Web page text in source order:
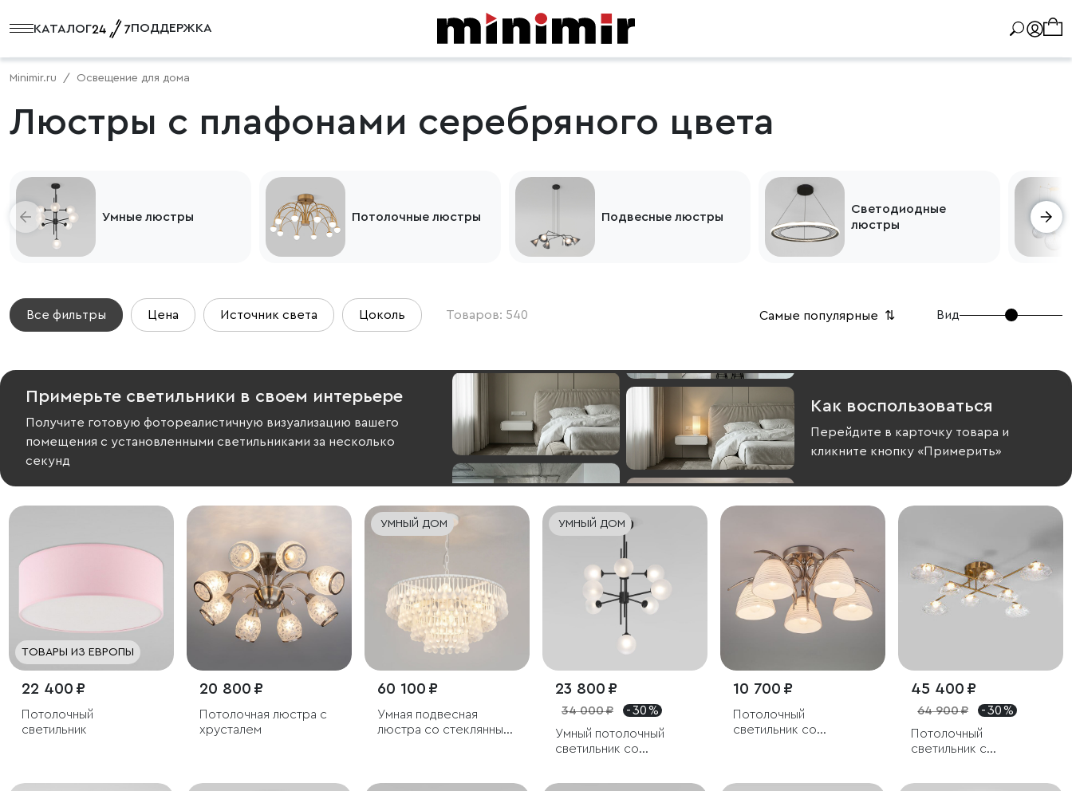
КАТАЛОГ ПОДДЕРЖКА
Minimir.ru Освещение для дома
Люстры с плафонами серебряного цвета
Умные люстры Потолочные люстры Подвесные люстры
Светодиодные
люстры
Все фильтры Цена Источник света Цоколь Товаров: 540 Самые популярные ⇅ Вид
Примерьте светильники в своем интерьере
Получите готовую фотореалистичную визуализацию вашего
помещения с установленными светильниками за несколько
секунд
Как воспользоваться
Перейдите в карточку товара и
кликните кнопку «Примерить»
ТОВАРЫ ИЗ ЕВРОПЫ
22 400 ₽
Потолочный
светильник
20 800 ₽
Потолочная люстра с
хрусталем
УМНЫЙ ДОМ
60 100 ₽
Умная подвесная
люстра со стеклянным
УМНЫЙ ДОМ
23 800 ₽
34 000 ₽
- 30 %
Умный потолочный
светильник со
10 700 ₽
Потолочный
светильник со
45 400 ₽
64 900 ₽
- 30 %
Потолочный
светильник с